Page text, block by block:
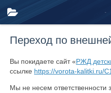
Переход по
Вы покидаете сайт «РЖД
ссылке https://vorota-kalitki.ru/
Мы не несем ответственности